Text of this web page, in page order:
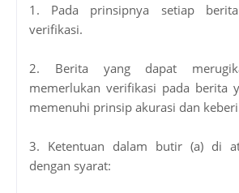
1. Pada prinsipnya setiap
verifikasi.
2. Berita yang dapat
memerlukan verifikasi pada berita
memenuhi prinsip akurasi dan
3. Ketentuan dalam butir (a) di
dengan syarat: